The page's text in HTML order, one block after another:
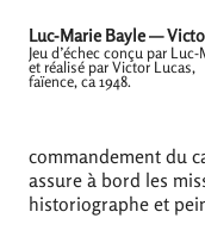
Luc-Marie Bayle —
Jeu d’échec conçu par
et réalisé par Victor Lucas,
faïence, ca 1948.
commandement du
assure à bord les
historiographe et